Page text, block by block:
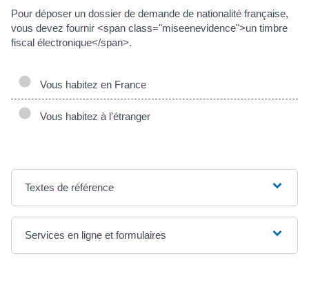
Pour déposer un dossier de demande de nationalité française,
vous devez fournir <span class="miseenevidence">un timbre
fiscal électronique</span>.
Vous habitez en France
Vous habitez à l'étranger
Textes de référence
Services en ligne et formulaires